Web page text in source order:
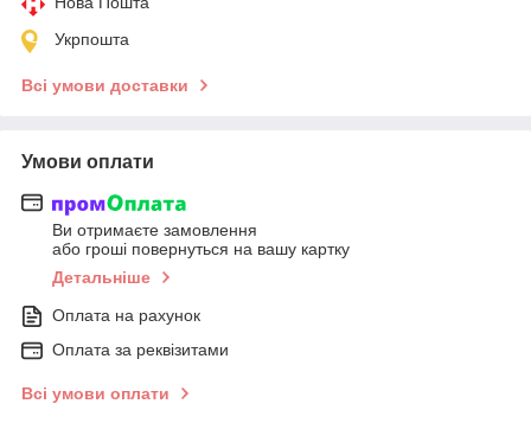
Укрпошта
Всі умови доставки
Умови оплати
Ви отримаєте замовлення
або гроші повернуться на вашу картку
Детальніше
Оплата на рахунок
Оплата за реквізитами
Всі умови оплати